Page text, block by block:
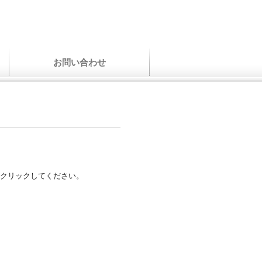
お問い合わせ
リックしてください。